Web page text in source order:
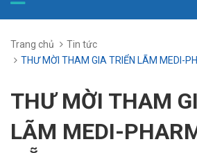
Trang chủ
Tin tức
THƯ MỜI THAM GIA TRIỂN LÃM MEDI-
THƯ MỜI THAM
LÃM MEDI-